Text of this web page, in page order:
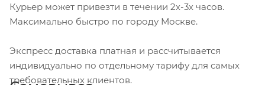
Курьер может привезти в течении 2х-3х часов.
Максимально быстро по городу Москве.
Экспресс доставка платная и рассчитывается
индивидуально по отдельному тарифу для самых
требовательных клиентов.